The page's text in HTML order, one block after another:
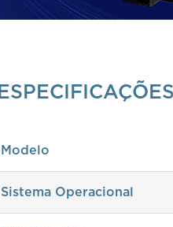
Modelo
Sistema Operacional